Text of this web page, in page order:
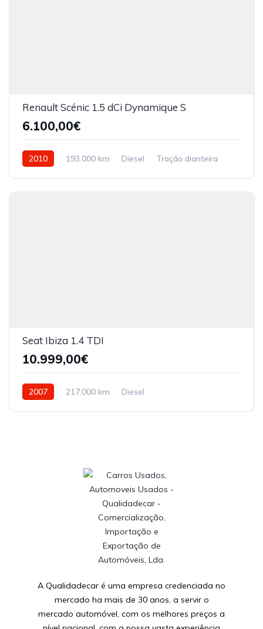
Renault Scénic 1.5 dCi Dynamique S
6.100,00€
2010 193.000 km Diesel Tração dianteira
Seat Ibiza 1.4 TDI
10.999,00€
2007 217.000 km Diesel
A Qualidadecar é uma empresa credenciada no
mercado ha mais de 30 anos, a servir o
mercado automóvel, com os melhores preços a